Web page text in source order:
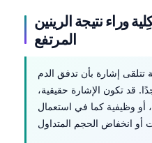
وراء نتيجة الرينين
المرتفع
تتلقى إشارة بأن تدفق الدم
قد تكون الإشارة حقيقية،
أو وظيفية كما في استعمال